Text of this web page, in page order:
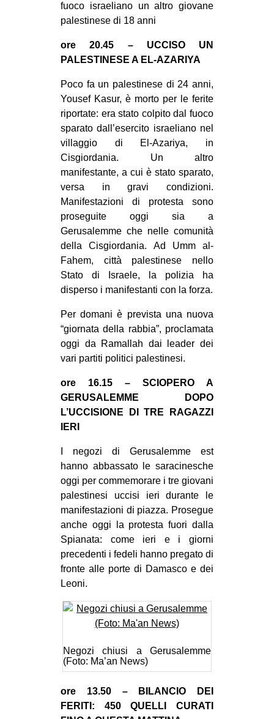
AFRICA
AMERICHE
ESTREMO ORIENTE
MEDIO ORIENTE
MONDO
EVENTI
in
Fb
tw
ms
SEARCH
fuoco israeliano un altro giovane
palestinese di 18 anni
ore 20.45 – UCCISO UN
PALESTINESE A EL-AZARIYA
Poco fa un palestinese di 24 anni,
Yousef Kasur, è morto per le ferite
riportate: era stato colpito dal fuoco
sparato dall’esercito israeliano nel
villaggio di El-Azariya, in
Cisgiordania. Un altro
manifestante, a cui è stato sparato,
versa in gravi condizioni.
Manifestazioni di protesta sono
proseguite oggi sia a
Gerusalemme che nelle comunità
della Cisgiordania. Ad Umm al-
Fahem, città palestinese nello
Stato di Israele, la polizia ha
disperso i manifestanti con la forza.
Per domani è prevista una nuova
“giornata della rabbia”, proclamata
oggi da Ramallah dai leader dei
vari partiti politici palestinesi.
ore 16.15 – SCIOPERO A
GERUSALEMME DOPO
L’UCCISIONE DI TRE RAGAZZI
IERI
I negozi di Gerusalemme est
hanno abbassato le saracinesche
oggi per commemorare i tre giovani
palestinesi uccisi ieri durante le
manifestazioni di piazza. Prosegue
anche oggi la protesta fuori dalla
Spianata: come ieri e i giorni
precedenti i fedeli hanno pregato di
fronte alle porte di Damasco e dei
Leoni.
Negozi chiusi a Gerusalemme
(Foto: Ma’an News)
ore 13.50 – BILANCIO DEI
FERITI: 450 QUELLI CURATI